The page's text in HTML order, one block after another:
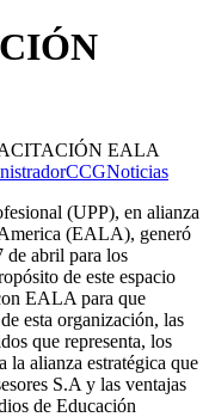
EALA
Noticias
(UPP), en alianza
(EALA), generó
de abril para los
de este espacio
EALA para que
esta organización, las
que representa, los
la alianza estratégica que
S.A y las ventajas
de Educación